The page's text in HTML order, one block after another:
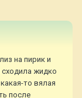
на пирик и
жидко
то вялая
после